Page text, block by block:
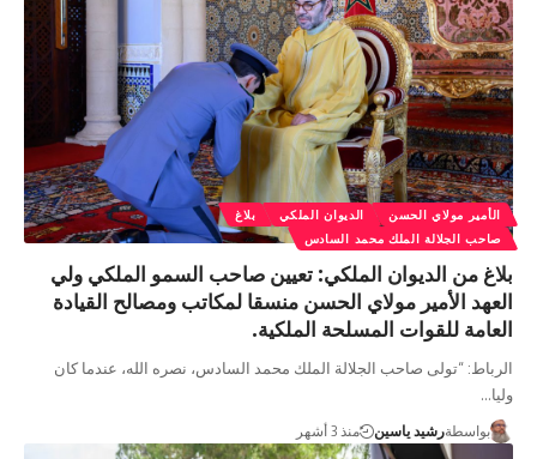
الأمير مولاي الحسن الديوان الملكي
بلاغ
صاحب الجلالة الملك محمد السادس
بلاغ من الديوان الملكي: تعيين صاحب السمو الملكي ولي
العهد الأمير مولاي الحسن منسقا لمكاتب ومصالح القيادة
العامة للقوات المسلحة الملكية.
الرباط: “تولى صاحب الجلالة الملك محمد السادس، نصره الله، عندما كان
وليا…
بواسطةرشيد ياسين منذ 3 أشهر